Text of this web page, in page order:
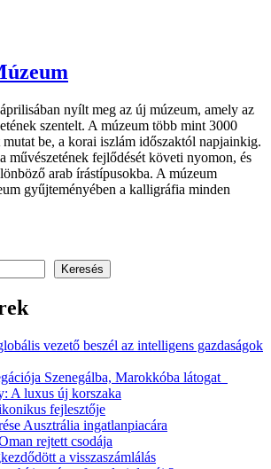
nyílt meg az új múzeum, amely az
szentelt. A múzeum több mint 3000
be, a korai iszlám időszaktól napjainkig.
művészetének fejlődését követi nyomon, és
arab írástípusokba. A múzeum
gyűjteményében a kalligráfia minden
Keresés
vezető beszél az intelligens gazdaságok
Szenegálba, Marokkóba látogat
A luxus új korszaka
fejlesztője
Ausztrália ingatlanpiacára
rejtett csodája
a visszaszámlálás